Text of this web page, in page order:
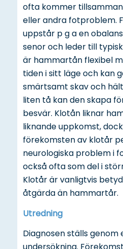
ofta kommer
eller andra fotproblem.
uppstår p g a en
senor och leder till
är hammartån flexibel
tiden i sitt läge och kan
smärtsamt skav och
liten tå kan den skapa
besvär. Klotån liknar
liknande uppkomst,
förekomsten av klotår
neurologiska problem i
också ofta som del i
Klotår är vanligtvis
åtgärda än hammartår.
Utredning
Diagnosen ställs genom